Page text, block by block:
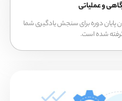
سنجش یادگیری شما